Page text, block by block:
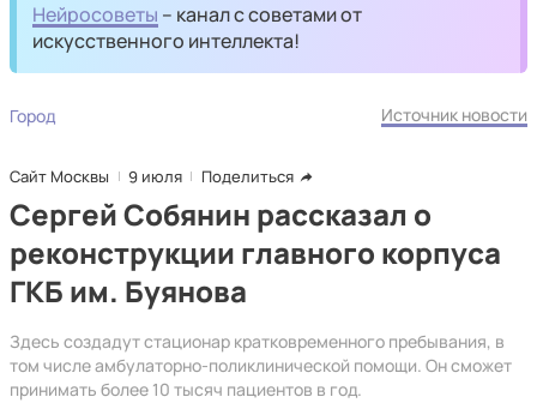
Нейросоветы – канал с советами от
искусственного интеллекта!
Город Источник новости
Сайт Москвы 9 июля Поделиться
Сергей Собянин рассказал о
реконструкции главного корпуса
ГКБ им. Буянова
Здесь создадут стационар кратковременного пребывания, в
том числе амбулаторно-поликлинической помощи. Он сможет
принимать более 10 тысяч пациентов в год.